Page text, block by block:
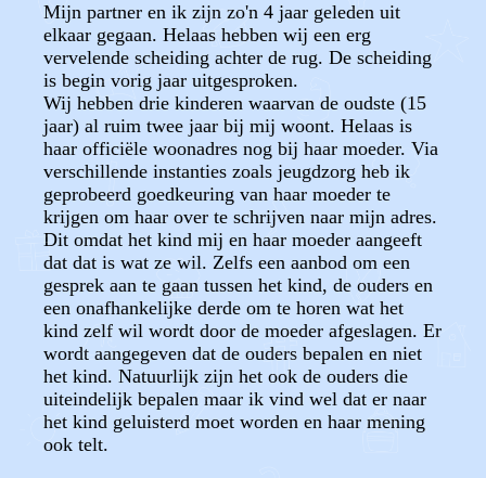
Mijn partner en ik zijn zo'n 4 jaar geleden uit
elkaar gegaan. Helaas hebben wij een erg
vervelende scheiding achter de rug. De scheiding
is begin vorig jaar uitgesproken.
Wij hebben drie kinderen waarvan de oudste (15
jaar) al ruim twee jaar bij mij woont. Helaas is
haar officiële woonadres nog bij haar moeder. Via
verschillende instanties zoals jeugdzorg heb ik
geprobeerd goedkeuring van haar moeder te
krijgen om haar over te schrijven naar mijn adres.
Dit omdat het kind mij en haar moeder aangeeft
dat dat is wat ze wil. Zelfs een aanbod om een
gesprek aan te gaan tussen het kind, de ouders en
een onafhankelijke derde om te horen wat het
kind zelf wil wordt door de moeder afgeslagen. Er
wordt aangegeven dat de ouders bepalen en niet
het kind. Natuurlijk zijn het ook de ouders die
uiteindelijk bepalen maar ik vind wel dat er naar
het kind geluisterd moet worden en haar mening
ook telt.